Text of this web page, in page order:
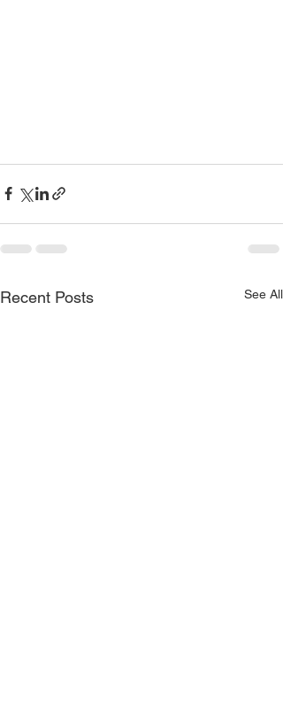
Recent Posts See All